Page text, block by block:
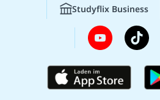
Studyflix Business